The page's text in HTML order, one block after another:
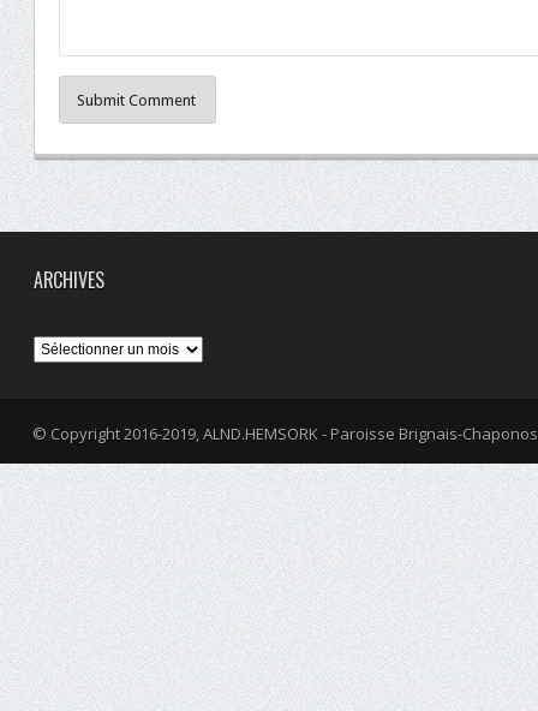
Submit Comment
ARCHIVES
Archives
© Copyright 2016-2019, ALND.HEMSORK - Paroisse Brignais-